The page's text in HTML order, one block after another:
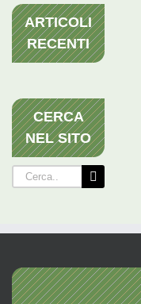
ARTICOLI
RECENTI
CERCA
NEL SITO
Cerca
per: